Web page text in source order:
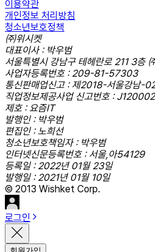
이용약관
개인정보 처리방침
청소년보호정책
㈜위시켓
대표이사 : 박우범
서울특별시 강남구 테헤란로 211 3층
사업자등록번호 : 209-81-57303
통신판매업신고 : 제2018-서울강남-
직업정보제공사업 신고번호 :
제호 : 요즘IT
발행인 : 박우범
편집인 : 노희선
청소년보호책임자 : 박우범
인터넷신문등록번호 : 서울,아54129
등록일 : 2022년 01월 23일
발행일 : 2021년 01월 10일
© 2013 Wishket Corp.
로그인